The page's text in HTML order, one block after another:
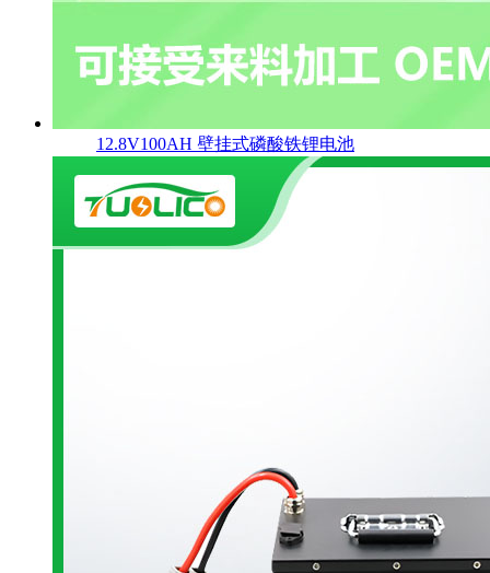
12.8V100AH 壁挂式磷酸铁锂电池